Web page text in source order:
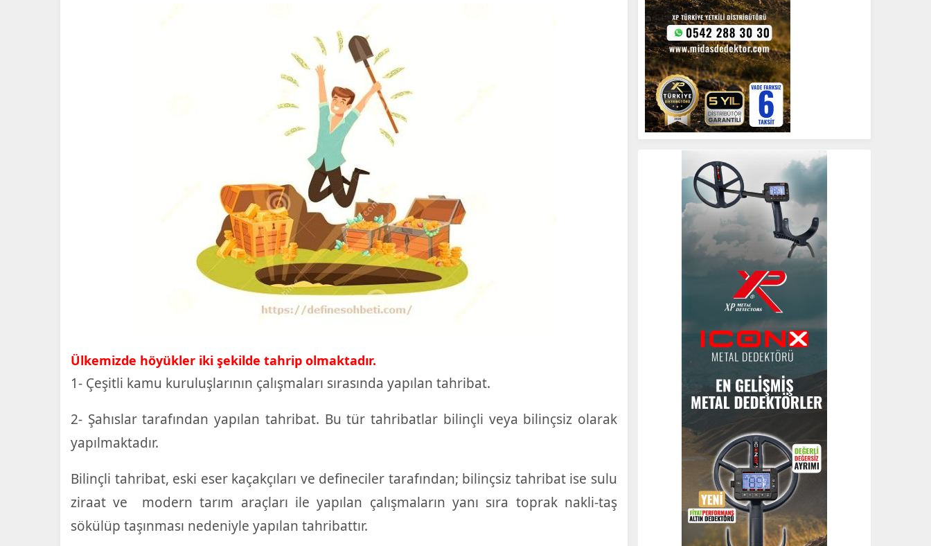
Ülkemizde höyükler iki şekilde tahrip olmaktadır.
1- Çeşitli kamu kuruluşlarının çalışmaları sırasında yapılan tahribat.
2- Şahıslar tarafından yapılan tahribat. Bu tür tahribatlar bilinçli veya bilinçsiz olarak
yapılmaktadır.
Bilinçli tahribat, eski eser kaçakçıları ve defineciler tarafından; bilinçsiz tahribat ise sulu
ziraat ve modern tarım araçları ile yapılan çalışmaların yanı sıra toprak nakli-taş
sökülüp taşınması nedeniyle yapılan tahribattır.